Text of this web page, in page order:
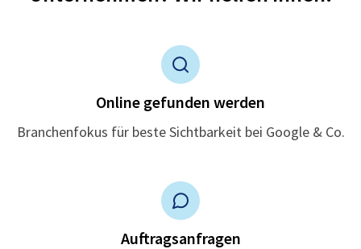
Online gefunden werden
Branchenfokus für beste Sichtbarkeit bei Google & Co.
Auftragsanfragen